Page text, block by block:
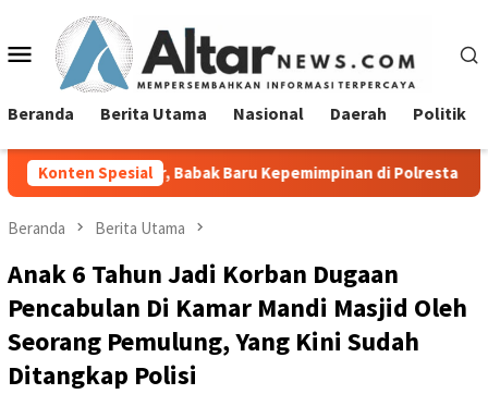
konten Menu
Mobile
Beranda Berita Utama Nasional Daerah Politik
Konten Spesial
Babak Baru Kepemimpinan di Polresta Bandar Lampung
Beranda Berita Utama
Anak 6 Tahun Jadi Korban Dugaan
Pencabulan Di Kamar Mandi Masjid Oleh
Seorang Pemulung, Yang Kini Sudah
Ditangkap Polisi